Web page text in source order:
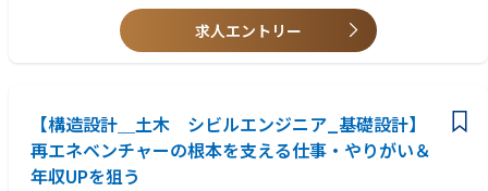
求人エントリー
【構造設計＿土木 シビルエンジニア_基礎設計】
再エネベンチャーの根本を支える仕事・やりがい＆
年収UPを狙う